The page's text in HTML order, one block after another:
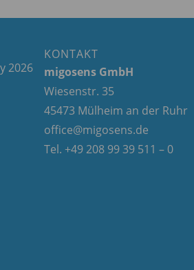
KONTAKT
migosens GmbH
Wiesenstr. 35
45473 Mülheim an der Ruhr
office@migosens.de
Tel. +49 208 99 39 511 – 0